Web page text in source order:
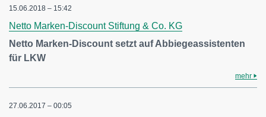
15.06.2018 – 15:42
Netto Marken-Discount Stiftung & Co. KG
Netto Marken-Discount setzt auf Abbiegeassistenten
für LKW
mehr
27.06.2017 – 00:05